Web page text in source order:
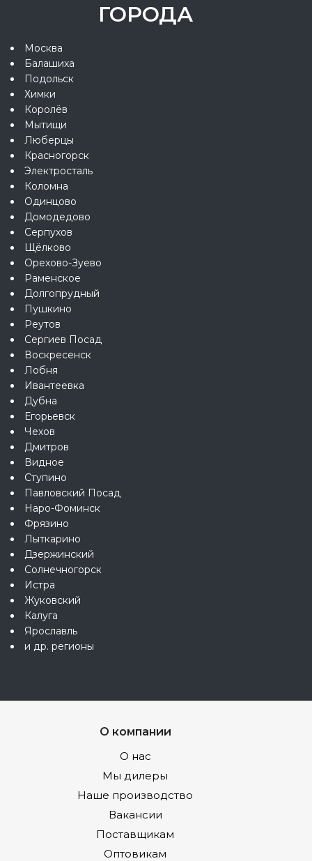
ГОРОДА
Москва
Балашиха
Подольск
Химки
Королёв
Мытищи
Люберцы
Красногорск
Электросталь
Коломна
Одинцово
Домодедово
Серпухов
Щёлково
Орехово-Зуево
Раменское
Долгопрудный
Пушкино
Реутов
Сергиев Посад
Воскресенск
Лобня
Ивантеевка
Дубна
Егорьевск
Чехов
Дмитров
Видное
Ступино
Павловский Посад
Наро-Фоминск
Фрязино
Лыткарино
Дзержинский
Солнечногорск
Истра
Жуковский
Калуга
Ярославль
и др. регионы
О компании
О нас
Мы дилеры
Наше производство
Вакансии
Поставщикам
Оптовикам